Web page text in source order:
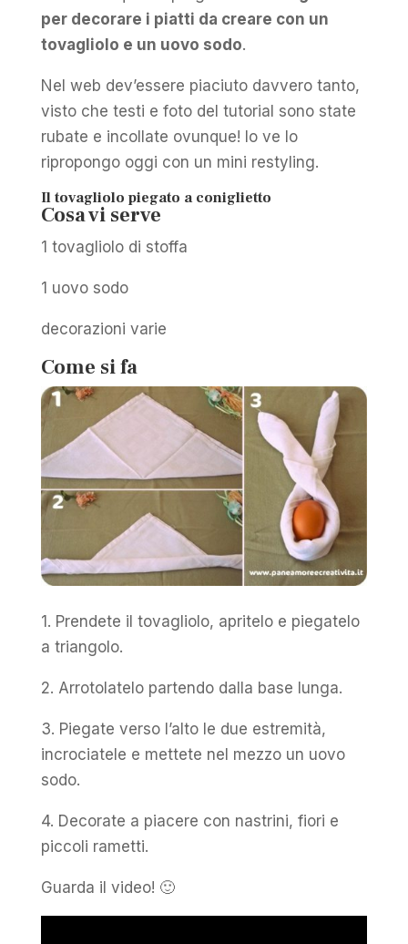
per decorare i piatti da creare con un
tovagliolo e un uovo sodo.
Nel web dev’essere piaciuto davvero tanto,
visto che testi e foto del tutorial sono state
rubate e incollate ovunque! Io ve lo
ripropongo oggi con un mini restyling.
Il tovagliolo piegato a coniglietto
Cosa vi serve
1 tovagliolo di stoffa
1 uovo sodo
decorazioni varie
Come si fa
1. Prendete il tovagliolo, apritelo e piegatelo
a triangolo.
2. Arrotolatelo partendo dalla base lunga.
3. Piegate verso l’alto le due estremità,
incrociatele e mettete nel mezzo un uovo
sodo.
4. Decorate a piacere con nastrini, fiori e
piccoli rametti.
Guarda il video! 🙂